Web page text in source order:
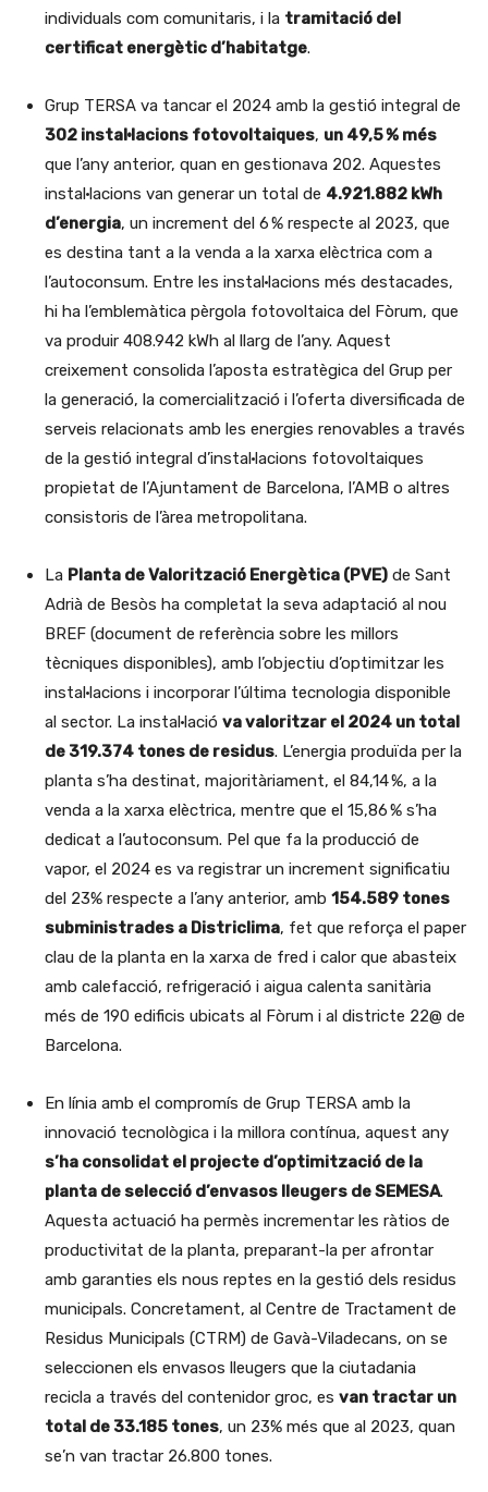
individuals com comunitaris, i la tramitació del
certificat energètic d’habitatge.
Grup TERSA va tancar el 2024 amb la gestió integral de
302 instal·lacions fotovoltaiques, un 49,5 % més
que l’any anterior, quan en gestionava 202. Aquestes
instal·lacions van generar un total de 4.921.882 kWh
d’energia, un increment del 6 % respecte al 2023, que
es destina tant a la venda a la xarxa elèctrica com a
l’autoconsum. Entre les instal·lacions més destacades,
hi ha l’emblemàtica pèrgola fotovoltaica del Fòrum, que
va produir 408.942 kWh al llarg de l’any. Aquest
creixement consolida l’aposta estratègica del Grup per
la generació, la comercialització i l’oferta diversificada de
serveis relacionats amb les energies renovables a través
de la gestió integral d’instal·lacions fotovoltaiques
propietat de l’Ajuntament de Barcelona, l’AMB o altres
consistoris de l’àrea metropolitana.
La Planta de Valorització Energètica (PVE) de Sant
Adrià de Besòs ha completat la seva adaptació al nou
BREF (document de referència sobre les millors
tècniques disponibles), amb l’objectiu d’optimitzar les
instal·lacions i incorporar l’última tecnologia disponible
al sector. La instal·lació va valoritzar el 2024 un total
de 319.374 tones de residus. L’energia produïda per la
planta s’ha destinat, majoritàriament, el 84,14 %, a la
venda a la xarxa elèctrica, mentre que el 15,86 % s’ha
dedicat a l’autoconsum. Pel que fa la producció de
vapor, el 2024 es va registrar un increment significatiu
del 23% respecte a l’any anterior, amb 154.589 tones
subministrades a Districlima, fet que reforça el paper
clau de la planta en la xarxa de fred i calor que abasteix
amb calefacció, refrigeració i aigua calenta sanitària
més de 190 edificis ubicats al Fòrum i al districte 22@ de
Barcelona.
En línia amb el compromís de Grup TERSA amb la
innovació tecnològica i la millora contínua, aquest any
s’ha consolidat el projecte d’optimització de la
planta de selecció d’envasos lleugers de SEMESA.
Aquesta actuació ha permès incrementar les ràtios de
productivitat de la planta, preparant-la per afrontar
amb garanties els nous reptes en la gestió dels residus
municipals. Concretament, al Centre de Tractament de
Residus Municipals (CTRM) de Gavà-Viladecans, on se
seleccionen els envasos lleugers que la ciutadania
recicla a través del contenidor groc, es van tractar un
total de 33.185 tones, un 23% més que al 2023, quan
se’n van tractar 26.800 tones.